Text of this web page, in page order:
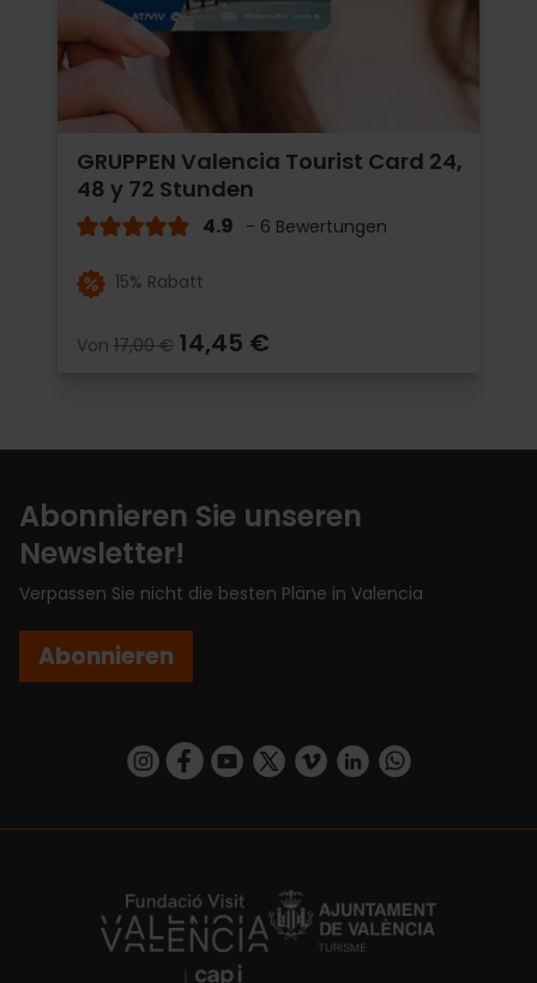
GRUPPEN Valencia Tourist Card 24,
48 y 72 Stunden
4.9 - 6 Bewertungen
15% Rabatt
Von 17,00 € 14,45 €
Abonnieren Sie unseren
Newsletter!
Verpassen Sie nicht die besten Pläne in Valencia
Abonnieren
https://www.instagram.com/visit_valencia/
https://www.facebook.com/
https://www.youtube.com/user/
https://twitter.com/_VivaValencia
https://vimeo.com/
https://www.linkedin.com/company/turismo-valencia/https://api.whatsapp.com/send/
https://fundacion.visitvalencia.com/